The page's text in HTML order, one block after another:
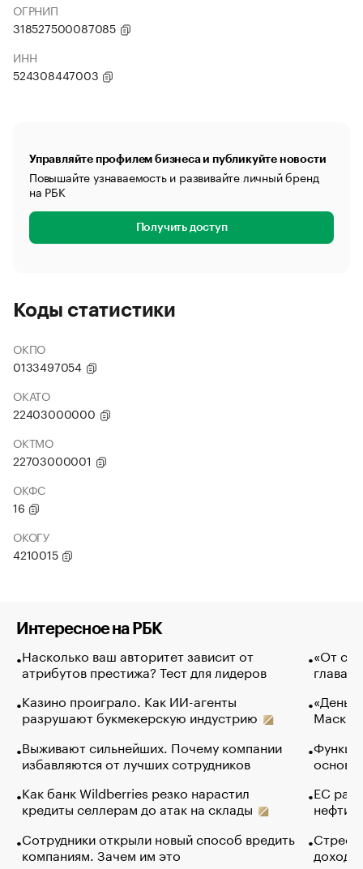
ОГРНИП
318527500087085
ИНН
524308447003
Управляйте профилем бизнеса и публикуйте новости
Повышайте узнаваемость и развивайте личный бренд
на РБК
Получить доступ
Коды статистики
ОКПО
0133497054
ОКАТО
22403000000
ОКТМО
22703000001
ОКФС
16
ОКОГУ
4210015
Интересное на РБК
Насколько ваш авторитет зависит от
атрибутов престижа? Тест для лидеров
Казино проиграло. Как ИИ-агенты
разрушают букмекерскую индустрию
Выживают сильнейших. Почему компании
избавляются от лучших сотрудников
Как банк Wildberries резко нарастил
кредиты селлерам до атак на склады
Сотрудники открыли новый способ вредить
компаниям. Зачем им это
«От
глава
Маск в
основ
ЕС
нефти